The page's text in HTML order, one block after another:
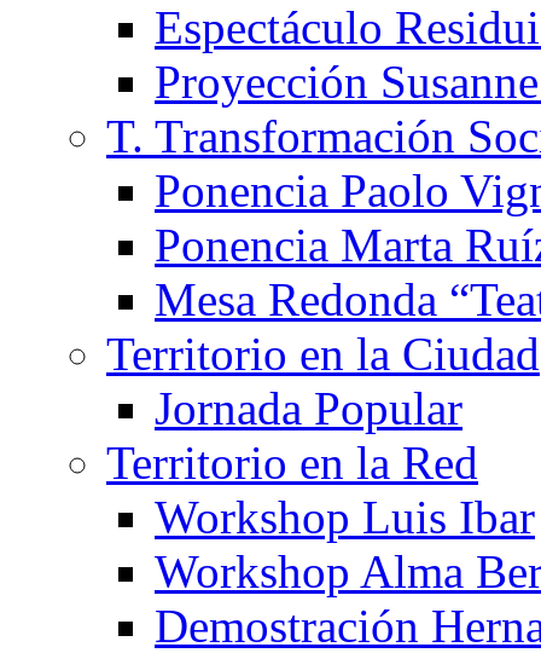
Espectáculo
Proyección
T. Transformación
Ponencia Paolo
Ponencia Marta
Mesa Redonda
Territorio en la Ciudad
Jornada Popular
Territorio en la Red
Workshop Luis Ibar
Workshop Alma
Demostración